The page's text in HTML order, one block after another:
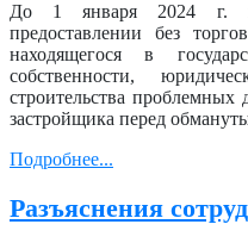
До 1 января 2024 г.
предоставлении без
находящегося в
собственности,
строительства проблемных
застройщика перед
Подробнее...
Разъяснения